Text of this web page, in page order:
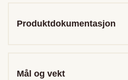
Produktdokumentasjon
Mål og vekt